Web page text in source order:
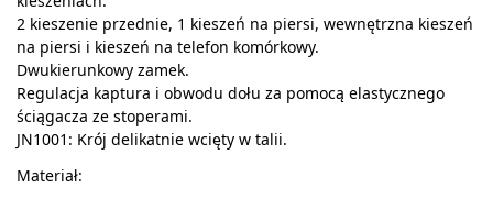
2 kieszenie przednie, 1 kieszeń na piersi, wewnętrzna kieszeń
na piersi i kieszeń na telefon komórkowy.
Dwukierunkowy zamek.
Regulacja kaptura i obwodu dołu za pomocą elastycznego
ściągacza ze stoperami.
JN1001: Krój delikatnie wcięty w talii.
Materiał: